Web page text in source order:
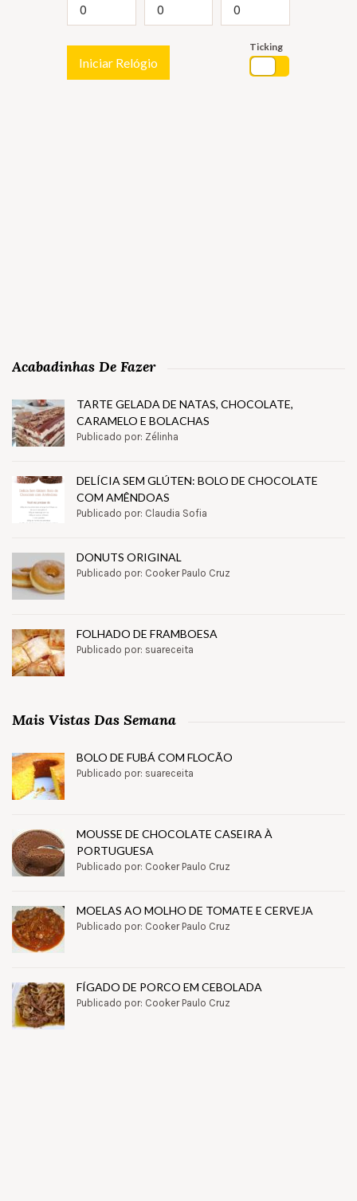
Iniciar Relógio
Ticking
Acabadinhas De Fazer
TARTE GELADA DE NATAS, CHOCOLATE,
CARAMELO E BOLACHAS
Publicado por: Zélinha
DELÍCIA SEM GLÚTEN: BOLO DE CHOCOLATE
COM AMÊNDOAS
Publicado por: Claudia Sofia
DONUTS ORIGINAL
Publicado por: Cooker Paulo Cruz
FOLHADO DE FRAMBOESA
Publicado por: suareceita
Mais Vistas Das Semana
BOLO DE FUBÁ COM FLOCÃO
Publicado por: suareceita
MOUSSE DE CHOCOLATE CASEIRA À
PORTUGUESA
Publicado por: Cooker Paulo Cruz
MOELAS AO MOLHO DE TOMATE E CERVEJA
Publicado por: Cooker Paulo Cruz
FÍGADO DE PORCO EM CEBOLADA
Publicado por: Cooker Paulo Cruz